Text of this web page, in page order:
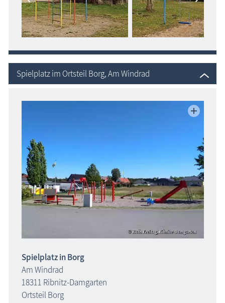
Spielplatz im Ortsteil Borg, Am Windrad
Spielplatz in Borg
Am Windrad
18311 Ribnitz-Damgarten
Ortsteil Borg